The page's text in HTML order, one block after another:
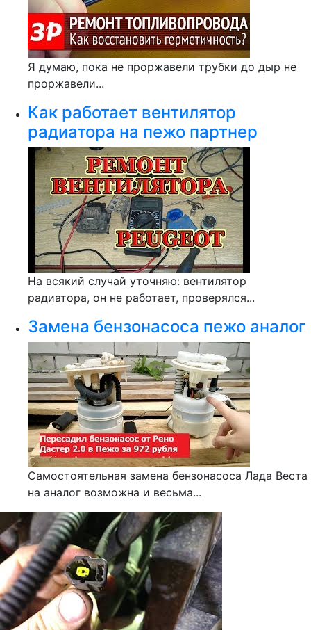
Я думаю, пока не проржавели трубки до дыр не
проржавели...
Как работает вентилятор
радиатора на пежо партнер
На всякий случай уточняю: вентилятор
радиатора, он не работает, проверялся...
Замена бензонасоса пежо аналог
Самостоятельная замена бензонасоса Лада Веста
на аналог возможна и весьма...